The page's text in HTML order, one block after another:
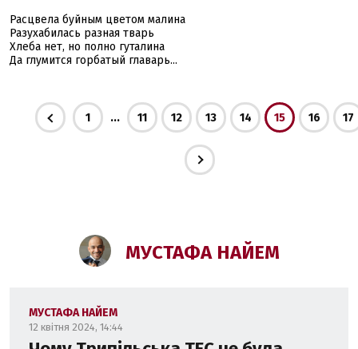
Расцвела буйным цветом малина
Разухабилась разная тварь
Хлеба нет, но полно гуталина
Да глумится горбатый главарь...
1 ... 11 12 13 14 15 16 17
МУСТАФА НАЙЕМ
МУСТАФА НАЙЕМ
12 квітня 2024, 14:44